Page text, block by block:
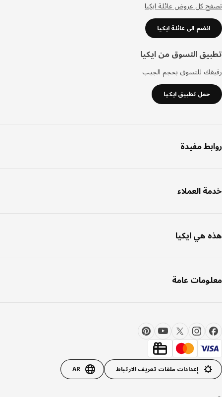
كل عروض عائلة ايكيا
انضم الى عائلة ايكيا
التسوق من ايكيا
للتسوق بحجم الجيب
حمل تطبيق ايكيا
مفيدة
العملاء
هي ايكيا
عامة
إعدادات ملفات تعريف الارتباط AR